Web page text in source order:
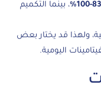
، بينما التكميم
ولهذا قد يختار بعض
اليومية.